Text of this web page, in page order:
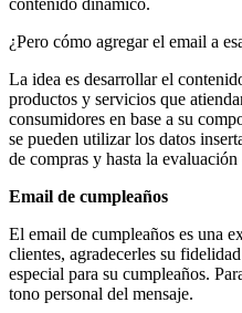
contenido dinámico.
¿Pero cómo agregar el email a
La idea es desarrollar el
productos y servicios que
consumidores en base a su
se pueden utilizar los datos
de compras y hasta la
Email de cumpleaños
El email de cumpleaños es una
clientes, agradecerles su
especial para su cumpleaños.
tono personal del mensaje.